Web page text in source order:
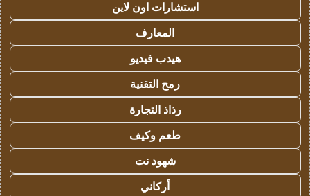
استشارات اون لاين
المعارف
هيدب فيديو
رمح التقنية
رذاذ التجارة
طعم وكيف
شهود نت
أركاني